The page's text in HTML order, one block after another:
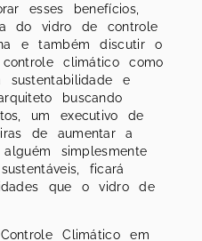
esses benefícios,
do vidro de controle
e também discutir o
climático como
sustentabilidade e
buscando
um executivo de
de aumentar a
simplesmente
ficará
que o vidro de
Climático em